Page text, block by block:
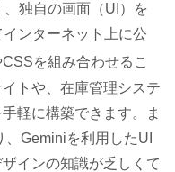
独自の画面（UI）を
ンターネット上に公
を組み合わせるこ
トや、在庫管理システ
軽に構築できます。ま
Geminiを利用したUI
インの知識が乏しくて